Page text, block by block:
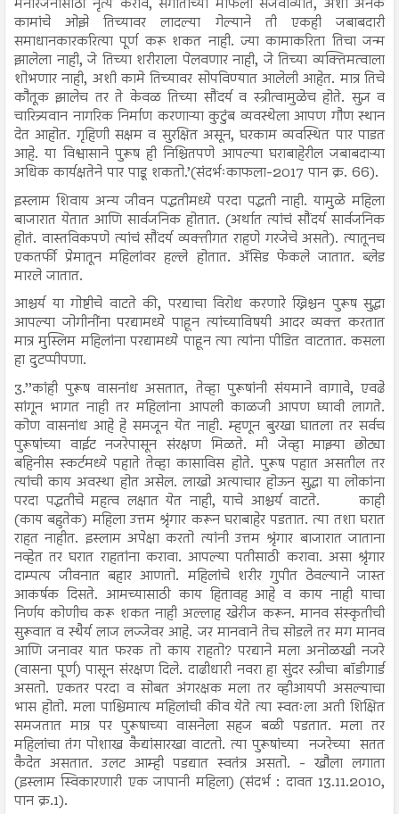
कामांचे ओझे तिच्यावर लादल्या गेल्याने ती एकही जबाबदारी
समाधानकारकरित्या पूर्ण करू शकत नाही. ज्या कामाकरिता तिचा जन्म
झालेला नाही, जे तिच्या शरीराला पेलवणार नाही, जे तिच्या व्यक्तिमत्वाला
शोभणार नाही, अशी कामे तिच्यावर सोपविण्यात आलेली आहेत. मात्र तिचे
कौतूक झालेच तर ते केवळ तिच्या सौंदर्य व स्त्रीत्वामुळेच होते. सुज्ञ व
चारित्र्यवान नागरिक निर्माण करणाऱ्या कुटुंब व्यवस्थेला आपण गौण स्थान
देत आहोत. गृहिणी सक्षम व सुरक्षित असून, घरकाम व्यवस्थित पार पाडत
आहे. या विश्वासाने पुरूष ही निश्चितपणे आपल्या घराबाहेरील जबाबदाऱ्या
अधिक कार्यक्षतेने पार पाडू शकतो.’(संदर्भःकाफला-2017 पान क्र. 66).
इस्लाम शिवाय अन्य जीवन पद्धतीमध्ये परदा पद्धती नाही. यामुळे महिला
बाजारात येतात आणि सार्वजनिक होतात. (अर्थात त्यांचं सौंदर्य सार्वजनिक
होतं. वास्तविकपणे त्यांचं सौंदर्य व्यक्तीगत राहणे गरजेचे असते). त्यातूनच
एकतर्फी प्रेमातून महिलांवर हल्ले होतात. अ‍ॅसिड फेकले जातात. ब्लेड
मारले जातात.
आश्चर्य या गोष्टीचे वाटते की, परद्याचा विरोध करणारे ख्रिश्चन पुरूष सुद्धा
आपल्या जोगीनींना परद्यामध्ये पाहून त्यांच्याविषयी आदर व्यक्त करतात
मात्र मुस्लिम महिलांना परद्यामध्ये पाहून त्या त्यांना पीडित वाटतात. कसला
हा दुटप्पीपणा.
3.’’कांही पुरूष वासनांध असतात, तेव्हा पुरूषांनी संयमाने वागावे, एवढे
सांगून भागत नाही तर महिलांना आपली काळजी आपण घ्यावी लागते.
कोण वासनांध आहे हे समजून येत नाही. म्हणून बुरखा घातला तर सर्वच
पुरूषांच्या वाईट नजरेपासून संरक्षण मिळते. मी जेव्हा माझ्या छोट्या
बहिनीस स्कर्टमध्ये पहाते तेव्हा कासाविस होते. पुरूष पहात असतील तर
त्यांची काय अवस्था होत असेल. लाखो अत्याचार होऊन सुद्धा या लोकांना
परदा पद्धतीचे महत्व लक्षात येत नाही, याचे आश्चर्य वाटते.
काही
(काय बहुतेक) महिला उत्तम श्रृंगार करून घराबाहेर पडतात. त्या तशा घरात
राहत नाहीत. इस्लाम अपेक्षा करतो त्यांनी उत्तम श्रृंगार बाजारात जाताना
नव्हेत तर घरात राहतांना करावा. आपल्या पतीसाठी करावा. असा श्रृंगार
दाम्पत्य जीवनात बहार आणतो. महिलांचे शरीर गुपीत ठेवल्याने जास्त
आकर्षक दिसते. आमच्यासाठी काय हितावह आहे व काय नाही याचा
निर्णय कोणीच करू शकत नाही अल्लाह खेरीज करून. मानव संस्कृतीची
सुरूवात व स्थैर्य लाज लज्जेवर आहे. जर मानवाने तेच सोडले तर मग मानव
आणि जनावर यात फरक तो काय राहतो? परद्याने मला अनोळखी नजरे
(वासना पूर्ण) पासून संरक्षण दिले. दाढीधारी नवरा हा सुंदर स्त्रीचा बॉडीगार्ड
असतो. एकतर परदा व सोबत अंगरक्षक मला तर व्हीआयपी असल्याचा
भास होतो. मला पाश्चिमात्य महिलांची कीव येते त्या स्वतःला अती शिक्षित
समजतात मात्र पर पुरूषाच्या वासनेला सहज बळी पडतात. मला तर
महिलांचा तंग पोशाख कैद्यांसारखा वाटतो. त्या पुरूषांच्या नजरेच्या सतत
कैदेत असतात. उलट आम्ही पडद्यात स्वतंत्र असतो. - खौला लगाता
(इस्लाम स्विकारणारी एक जापानी महिला) (संदर्भ : दावत 13.11.2010,
पान क्र.1).